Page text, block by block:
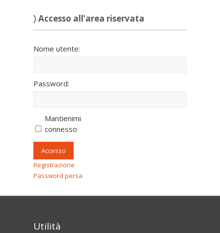
〉 Accesso all’area riservata
Nome utente:
Password:
Mantienimi
connesso
Accesso
Registrazione
Password persa
Utilità